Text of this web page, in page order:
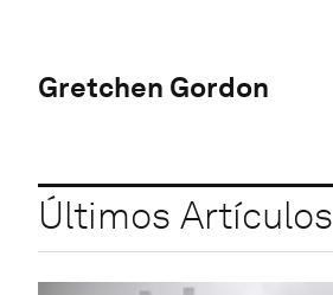
Gretchen Gordon
Últimos Artículos